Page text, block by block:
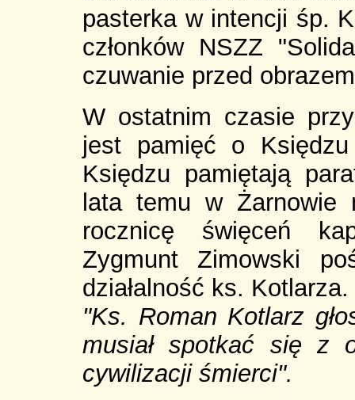
pasterka w intencji śp.
członków NSZZ
czuwanie przed
W ostatnim czasie
jest pamięć o
Księdzu pamiętają
lata temu w
rocznicę święceń
Zygmunt Zimowski
działalność ks.
"Ks. Roman Kotlarz
musiał spotkać się z
cywilizacji śmierci".